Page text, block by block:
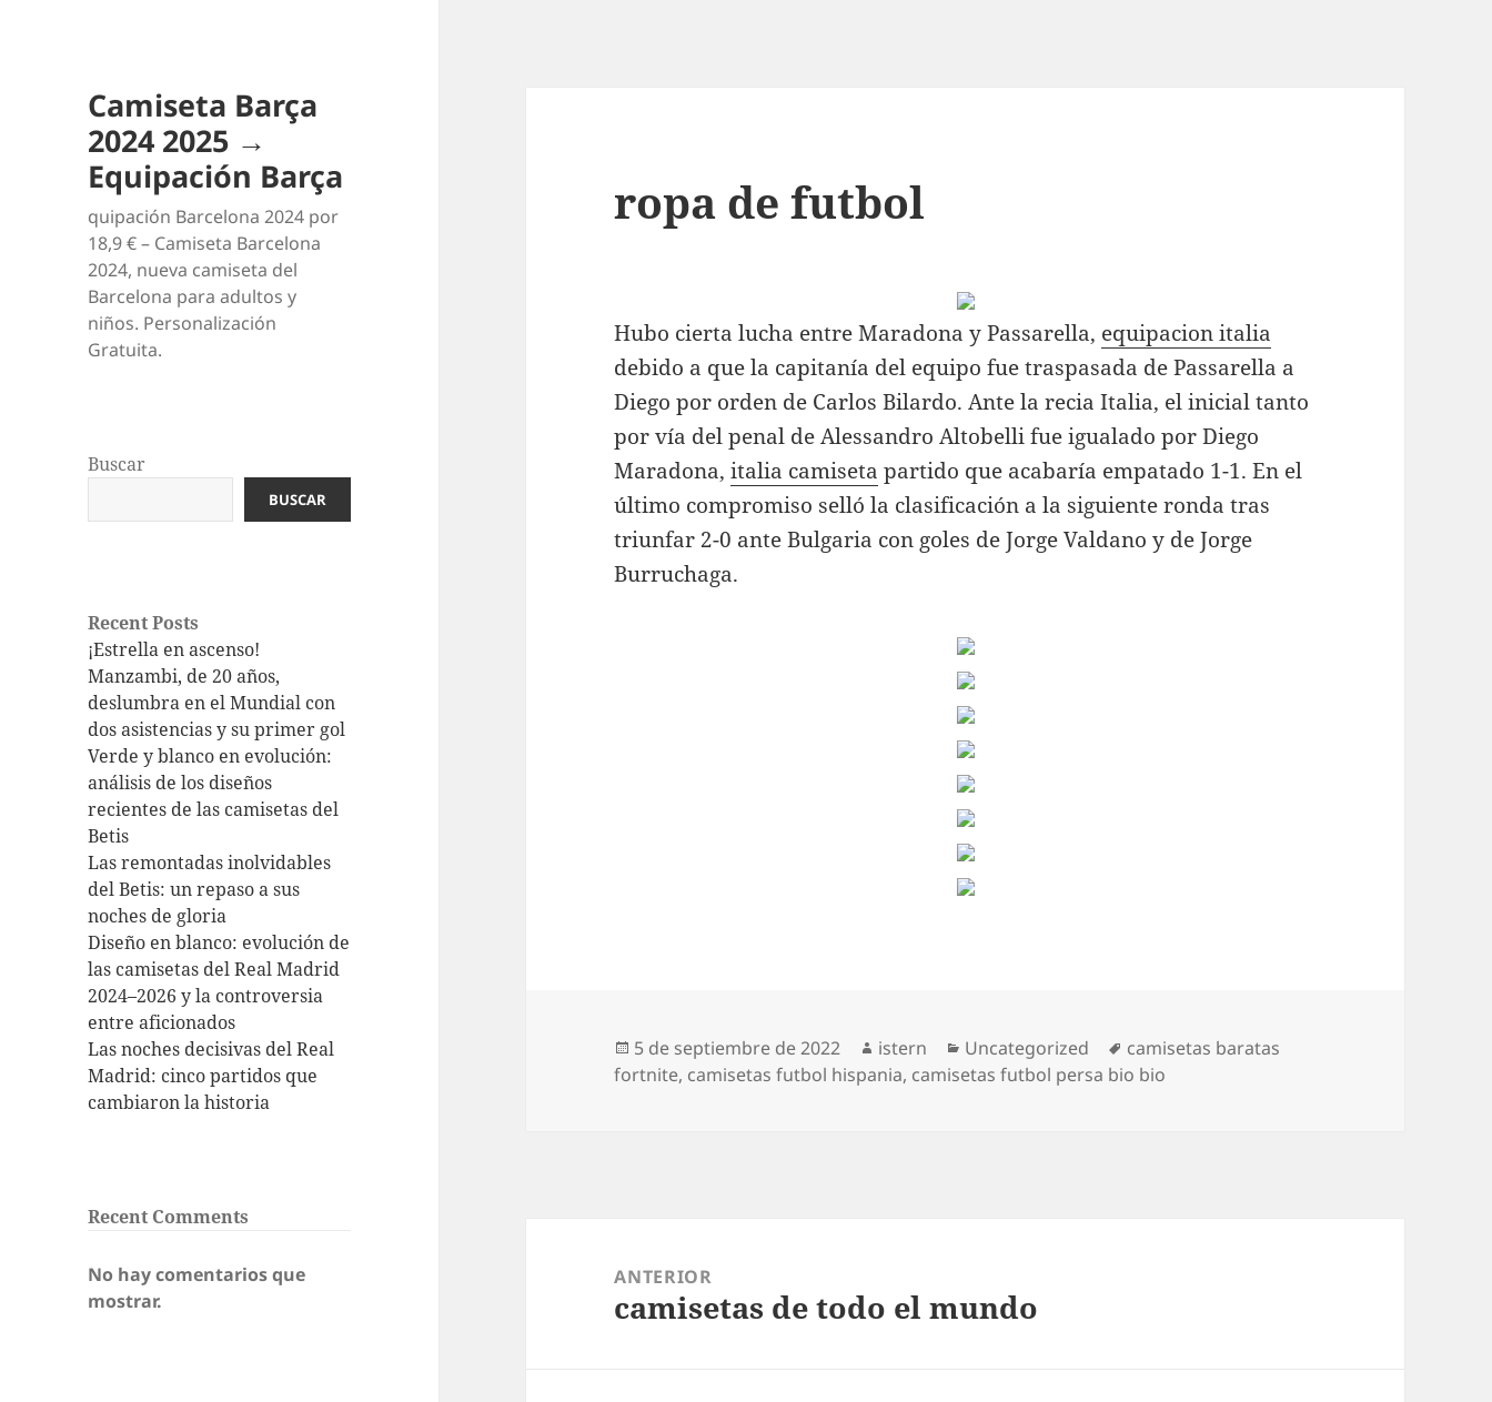
Camiseta Barça
2024 2025 →
Equipación Barça
quipación Barcelona 2024 por
18,9 € – Camiseta Barcelona
2024, nueva camiseta del
Barcelona para adultos y
niños. Personalización
Gratuita.
Buscar
BUSCAR
Recent Posts
¡Estrella en ascenso!
Manzambi, de 20 años,
deslumbra en el Mundial con
dos asistencias y su primer gol
Verde y blanco en evolución:
análisis de los diseños
recientes de las camisetas del
Betis
Las remontadas inolvidables
del Betis: un repaso a sus
noches de gloria
Diseño en blanco: evolución de
las camisetas del Real Madrid
2024–2026 y la controversia
entre aficionados
Las noches decisivas del Real
Madrid: cinco partidos que
cambiaron la historia
Recent Comments
No hay comentarios que
mostrar.
ropa de futbol
Hubo cierta lucha entre Maradona y Passarella, equipacion italia
debido a que la capitanía del equipo fue traspasada de Passarella a
Diego por orden de Carlos Bilardo. Ante la recia Italia, el inicial tanto
por vía del penal de Alessandro Altobelli fue igualado por Diego
Maradona,italia camiseta partido que acabaría empatado 1-1. En el
último compromiso selló la clasificación a la siguiente ronda tras
triunfar 2-0 ante Bulgaria con goles de Jorge Valdano y de Jorge
Burruchaga.
Publicado
el
5 de septiembre de 2022 Autor
istern Categorías
Uncategorized Etiquetas
camisetas baratas
fortnite, camisetas futbol hispania, camisetas futbol persa bio bio
entradas
ANTERIOR
Entrada
camisetas de todo el mundo